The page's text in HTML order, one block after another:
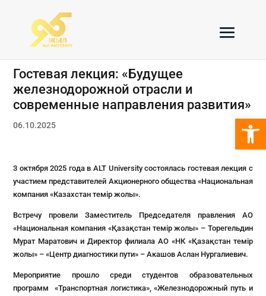
Гостевая лекция: «Будущее
железнодорожной отрасли и
современные направления развития»
06.10.2025
3 октября 2025 года в ALT University состоялась гостевая лекция с
участием представителей Акционерного общества «Национальная
компания «Казахстан темір жолы».
Встречу провели Заместитель Председателя правления АО
«Национальная компания «Қазақстан темір жолы» – Торегельдин
Мурат Маратович и Директор филиала АО «НК «Қазақстан темір
жолы» – «Центр диагностики пути» – Акашов Аслан Нургалиевич.
Мероприятие прошло среди студентов образовательных
программ «Транспортная логистика», «Железнодорожный путь и